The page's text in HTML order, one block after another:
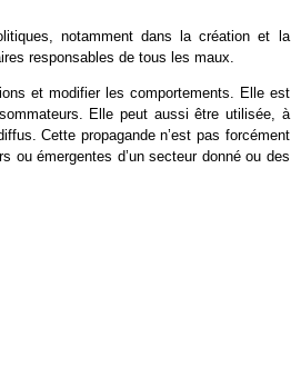
notamment dans la création et la
responsables de tous les maux.
et modifier les comportements. Elle est
Elle peut aussi être utilisée, à
Cette propagande n’est pas forcément
ou émergentes d’un secteur donné ou des